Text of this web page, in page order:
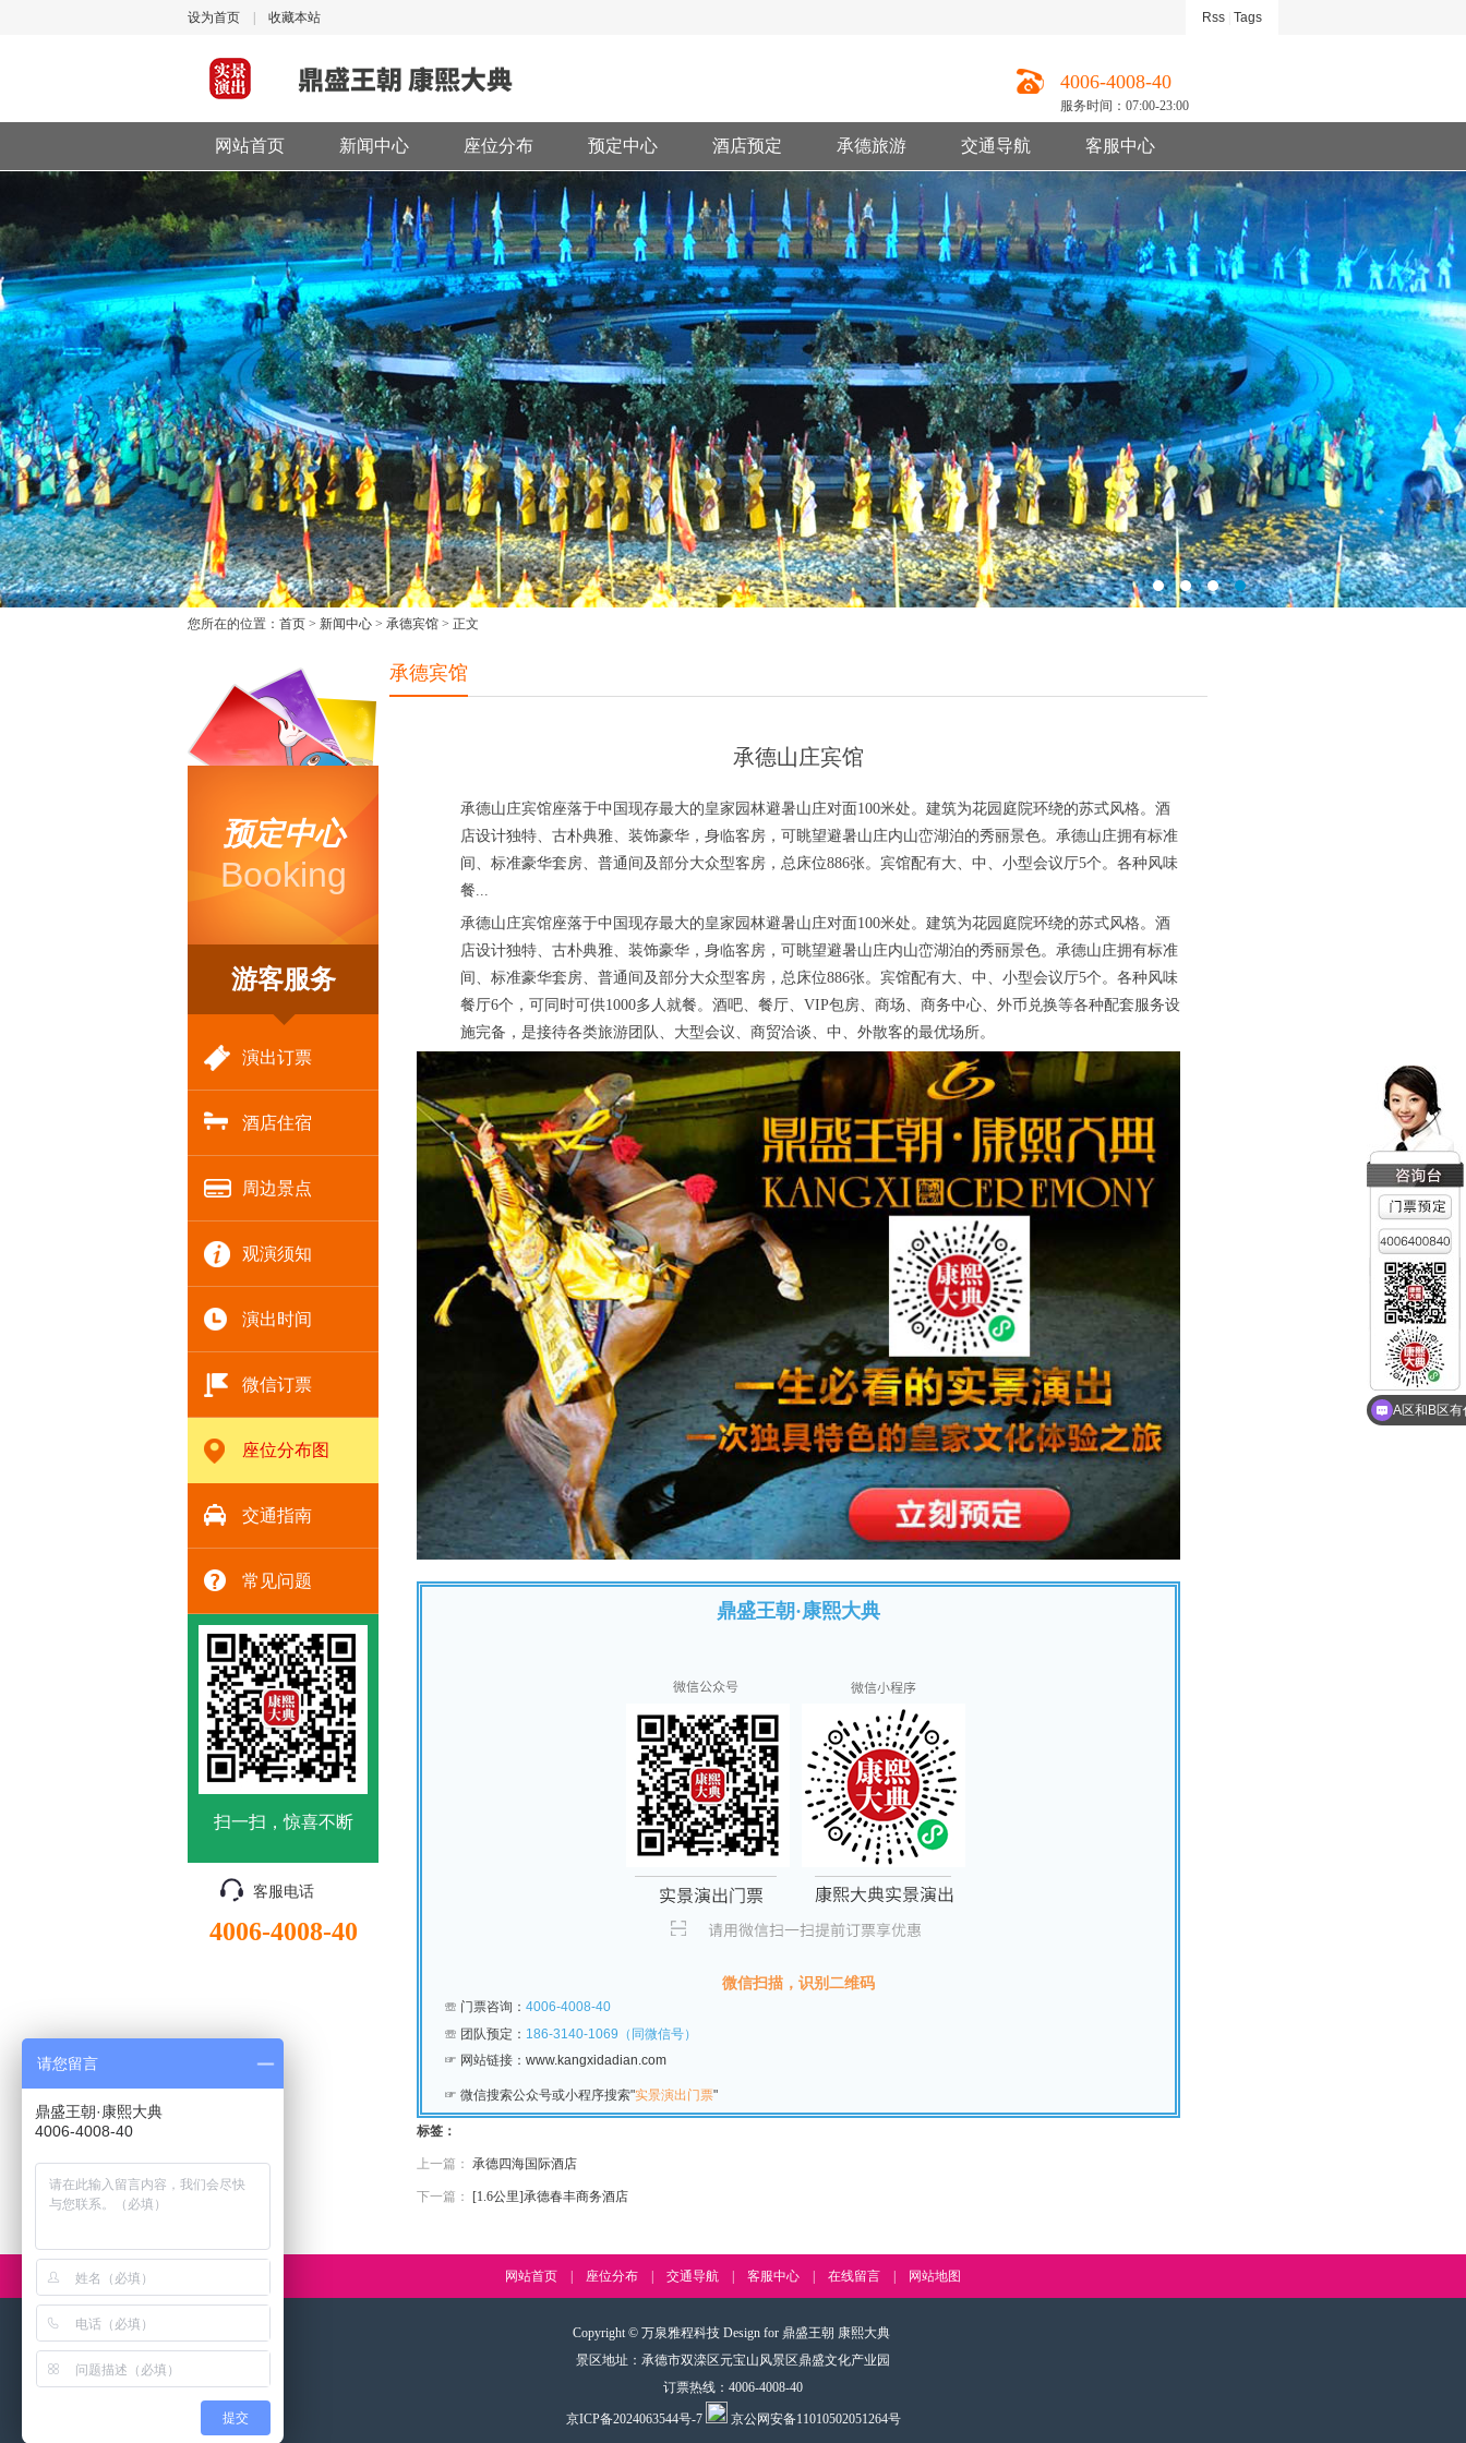
Rss Tags
设为首页 收藏本站
4006-4008-40
服务时间：07:00-23:00
网站首页 新闻中心 座位分布 预定中心 酒店预定 承德旅游 交通导航 客服中心
您所在的位置： 首页 > 新闻中心 > 承德宾馆 > 正文
预定中心
Booking
游客服务
演出订票
酒店住宿
周边景点
观演须知
演出时间
微信订票
座位分布图
交通指南
常见问题
扫一扫，惊喜不断
客服电话
4006-4008-40
承德宾馆
承德山庄宾馆
承德山庄宾馆座落于中国现存最大的皇家园林避暑山庄对面100米处。建筑为花园庭院环绕的苏式风格。酒
店设计独特、古朴典雅、装饰豪华，身临客房，可眺望避暑山庄内山峦湖泊的秀丽景色。承德山庄拥有标准
间、标准豪华套房、普通间及部分大众型客房，总床位886张。宾馆配有大、中、小型会议厅5个。各种风味
餐...
承德山庄宾馆座落于中国现存最大的皇家园林避暑山庄对面100米处。建筑为花园庭院环绕的苏式风格。酒
店设计独特、古朴典雅、装饰豪华，身临客房，可眺望避暑山庄内山峦湖泊的秀丽景色。承德山庄拥有标准
间、标准豪华套房、普通间及部分大众型客房，总床位886张。宾馆配有大、中、小型会议厅5个。各种风味
餐厅6个，可同时可供1000多人就餐。酒吧、餐厅、VIP包房、商场、商务中心、外币兑换等各种配套服务设
施完备，是接待各类旅游团队、大型会议、商贸洽谈、中、外散客的最优场所。
鼎盛王朝·康熙大典
微信扫描，识别二维码
☏ 门票咨询： 4006-4008-40
☏ 团队预定： 186-3140-1069（同微信号）
☞ 网站链接： www.kangxidadian.com
☞ 微信搜索公众号或小程序搜索"实景演出门票"
标签：
上一篇： 承德四海国际酒店
下一篇： [1.6公里]承德春丰商务酒店
网站首页 | 座位分布 | 交通导航 | 客服中心 | 在线留言 | 网站地图
Copyright © 万泉雅程科技 Design for 鼎盛王朝 康熙大典
景区地址：承德市双滦区元宝山风景区鼎盛文化产业园
订票热线：4006-4008-40
京ICP备2024063544号-7 京公网安备11010502051264号
A区和B区
什么时间演
请您留言
鼎盛王朝·康熙大典
4006-4008-40
提交